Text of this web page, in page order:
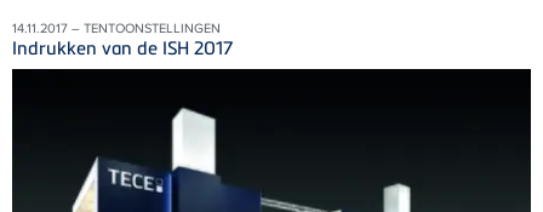
14.11.2017 – TENTOONSTELLINGEN
Indrukken van de ISH 2017